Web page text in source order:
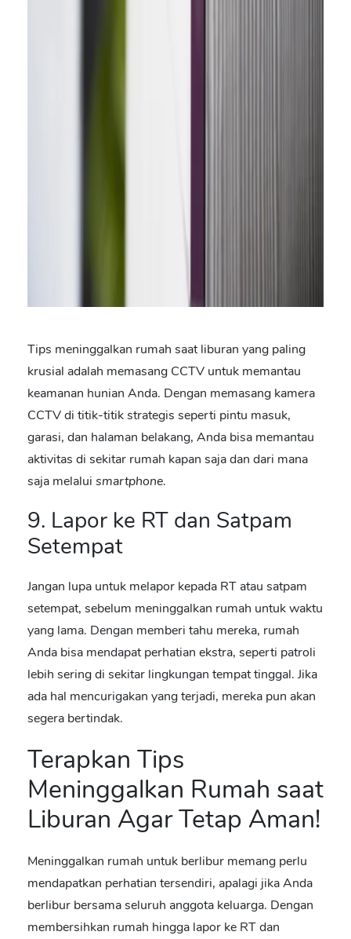
Tips meninggalkan rumah saat liburan yang paling
krusial adalah memasang CCTV untuk memantau
keamanan hunian Anda. Dengan memasang kamera
CCTV di titik-titik strategis seperti pintu masuk,
garasi, dan halaman belakang, Anda bisa memantau
aktivitas di sekitar rumah kapan saja dan dari mana
saja melalui smartphone.
9. Lapor ke RT dan Satpam
Setempat
Jangan lupa untuk melapor kepada RT atau satpam
setempat, sebelum meninggalkan rumah untuk waktu
yang lama. Dengan memberi tahu mereka, rumah
Anda bisa mendapat perhatian ekstra, seperti patroli
lebih sering di sekitar lingkungan tempat tinggal. Jika
ada hal mencurigakan yang terjadi, mereka pun akan
segera bertindak.
Terapkan Tips
Meninggalkan Rumah saat
Liburan Agar Tetap Aman!
Meninggalkan rumah untuk berlibur memang perlu
mendapatkan perhatian tersendiri, apalagi jika Anda
berlibur bersama seluruh anggota keluarga. Dengan
membersihkan rumah hingga lapor ke RT dan